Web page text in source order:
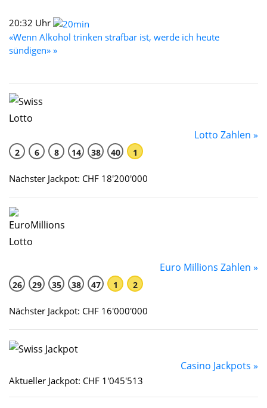
20:32 Uhr
«Wenn Alkohol trinken strafbar ist, werde ich heute
sündigen» »
Lotto Zahlen »
2 6 8 14 38 40 1
Nächster Jackpot: CHF 18'200'000
Euro Millions Zahlen »
26 29 35 38 47 1 2
Nächster Jackpot: CHF 16'000'000
Casino Jackpots »
Aktueller Jackpot: CHF 1'045'513